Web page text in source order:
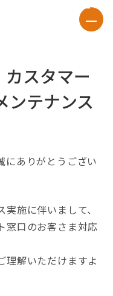
カスタマー
ンテナンス
にありがとうござい
施に伴いまして、
窓口のお客さま対応
理解いただけますよ